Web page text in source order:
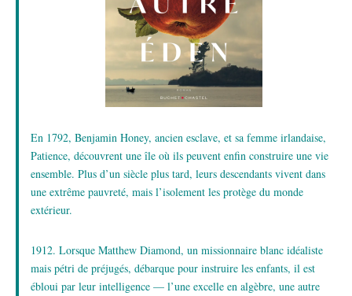
En 1792, Benjamin Honey, ancien esclave, et sa femme irlandaise,
Patience, découvrent une île où ils peuvent enfin construire une vie
ensemble. Plus d’un siècle plus tard, leurs descendants vivent dans
une extrême pauvreté, mais l’isolement les protège du monde
extérieur.
1912. Lorsque Matthew Diamond, un missionnaire blanc idéaliste
mais pétri de préjugés, débarque pour instruire les enfants, il est
ébloui par leur intelligence — l’une excelle en algèbre, une autre